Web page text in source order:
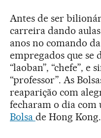
Antes de ser
carreira dando
anos no comando
empregados que se
“laoban”, “chefe”, e
“professor”. As
reaparição com
fecharam o dia com
Bolsa de Hong Kong.